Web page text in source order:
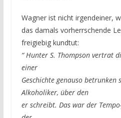
Wagner ist nicht irgendeiner,
das damals vorherrschende
freigiebig kundtut:
“ Hunter S. Thompson vertrat
einer
Geschichte genauso betrunken
Alkoholiker, über den
er schreibt. Das war der